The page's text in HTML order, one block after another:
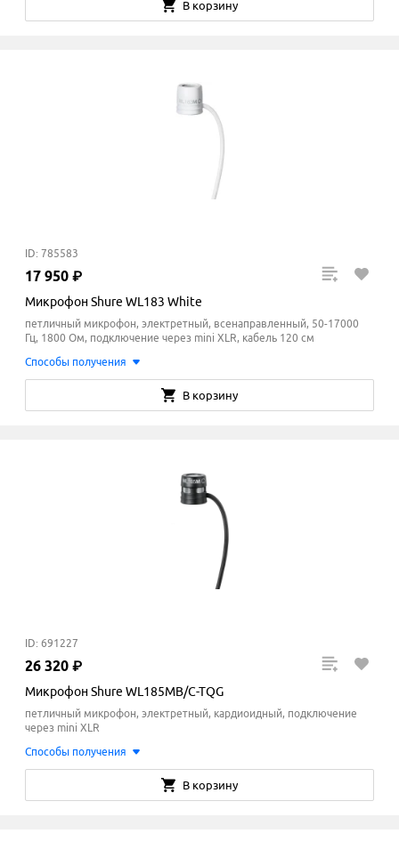
В корзину
ID: 785583
17 950 ₽
Микрофон Shure WL183 White
петличный микрофон, электретный, всенаправленный, 50-17000
Гц, 1800 Ом, подключение через mini XLR, кабель 120 см
Способы получения
В корзину
ID: 691227
26 320 ₽
Микрофон Shure WL185MB/C-TQG
петличный микрофон, электретный, кардиоидный, подключение
через mini XLR
Способы получения
В корзину